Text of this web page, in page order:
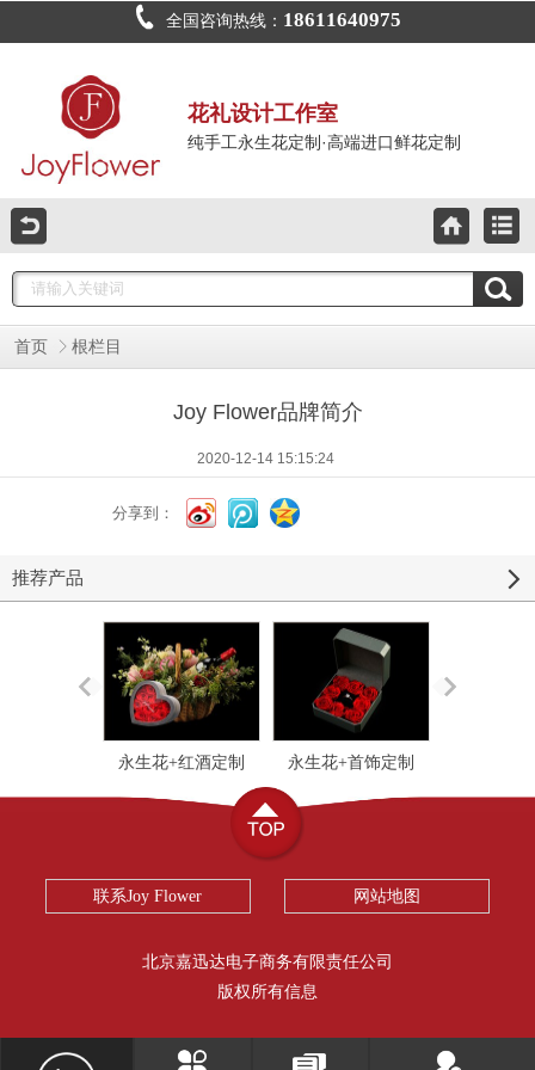
全国咨询热线： 18611640975
花礼设计工作室
纯手工永生花定制·高端进口鲜花定制
首页 根栏目
Joy Flower品牌简介
2020-12-14 15:15:24
分享到：
推荐产品
永生花+红酒定制 永生花+首饰定制
联系Joy Flower 网站地图
北京嘉迅达电子商务有限责任公司
版权所有信息